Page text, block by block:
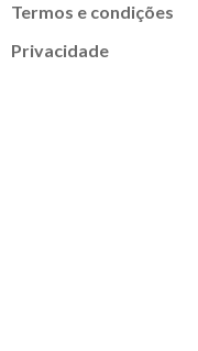
Termos e condições
Privacidade